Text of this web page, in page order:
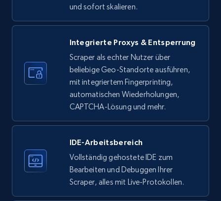
LinkedIn company information
ID, Name, Country code, Locations, Followers,
Employees in linkedin, About, Specialties, and
3.5K+ Gratis testen
und sofort skalieren.
Integrierte Proxys & Entsperrung
Scraper als echter Nutzer über
beliebige Geo-Standorte ausführen,
mit integriertem Fingerprinting,
automatischen Wiederholungen,
CAPTCHA-Lösung und mehr.
IDE-Arbeitsbereich
Vollständig gehostete IDE zum
Bearbeiten und Debuggen Ihrer
Scraper, alles mit Live-Protokollen.